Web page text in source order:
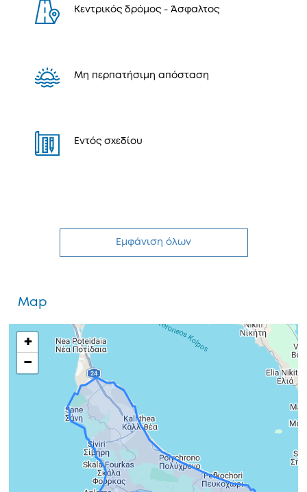
Κεντρικός δρόμος - Άσφαλτος
Μη περπατήσιμη απόσταση
Εντός σχεδίου
Εμφάνιση όλων
Map
+
−